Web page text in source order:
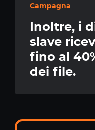
Campagna
Inoltre, i
slave
fino al
dei file.